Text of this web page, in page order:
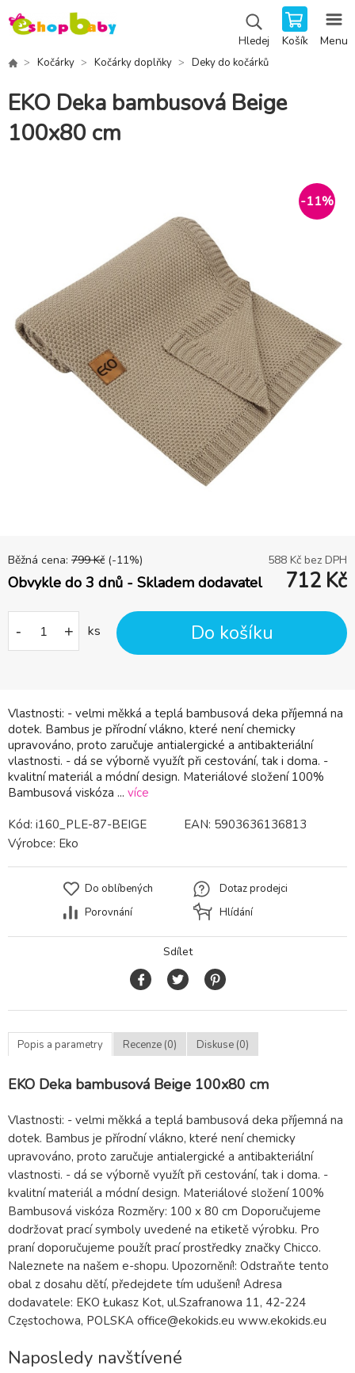
Hledej Košík Menu
Kočárky Kočárky doplňky Deky do kočárků
EKO Deka bambusová Beige
100x80 cm
-11%
Vlastnosti: - velmi měkká a teplá bambusová deka příjemná na
dotek. Bambus je přírodní vlákno, které není chemicky
upravováno, proto zaručuje antialergické a antibakteriální
vlastnosti. - dá se výborně využít při cestování, tak i doma. -
kvalitní materiál a módní design. Materiálové složení 100%
Bambusová viskóza ... více
Běžná cena: 799 Kč (-11%) 588 Kč bez DPH
Obvykle do 3 dnů - Skladem dodavatel 712 Kč
- + ks Do košíku
Kód: i160_PLE-87-BEIGE EAN: 5903636136813
Výrobce: Eko
Do oblíbených
Porovnání
Dotaz prodejci
Hlídání
Sdílet
Popis a parametry Recenze (0) Diskuse (0)
EKO Deka bambusová Beige 100x80 cm
Vlastnosti: - velmi měkká a teplá bambusová deka příjemná na
dotek. Bambus je přírodní vlákno, které není chemicky
upravováno, proto zaručuje antialergické a antibakteriální
vlastnosti. - dá se výborně využít při cestování, tak i doma. -
kvalitní materiál a módní design. Materiálové složení 100%
Bambusová viskóza Rozměry: 100 x 80 cm Doporučujeme
dodržovat prací symboly uvedené na etiketě výrobku. Pro
praní doporučujeme použít prací prostředky značky Chicco.
Naleznete na našem e-shopu. Upozornění!: Odstraňte tento
obal z dosahu dětí, předejdete tím udušení! Adresa
dodavatele: EKO Łukasz Kot, ul.Szafranowa 11, 42-224
Częstochowa, POLSKA office@ekokids.eu www.ekokids.eu
Naposledy navštívené